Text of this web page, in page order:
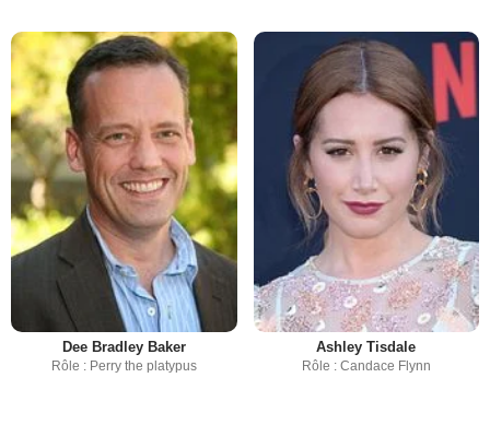
Dee Bradley Baker
Rôle : Perry the platypus
Ashley Tisdale
Rôle : Candace Flynn